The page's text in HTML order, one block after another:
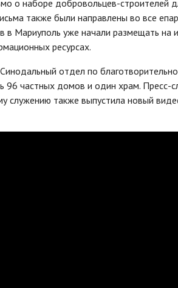
о наборе добровольцев-
также были направлены во все
в Мариуполь уже начали размещать на
ресурсах.
отдел по
96 частных домов и один храм. Пресс-
служению также выпустила новый